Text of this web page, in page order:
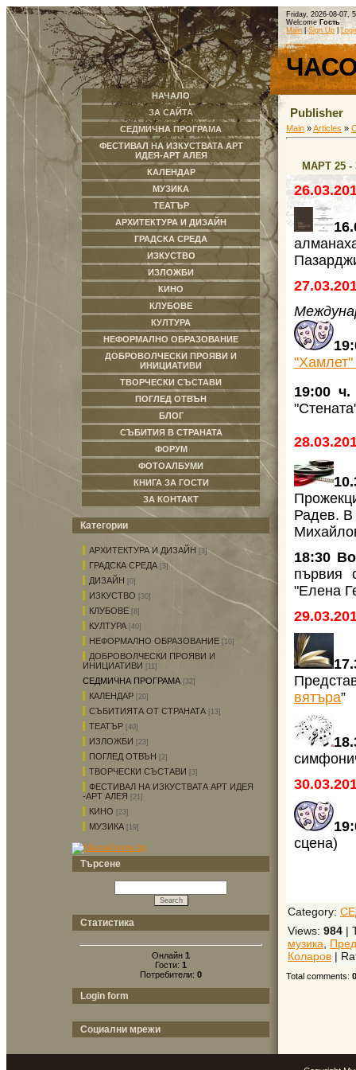
НАЧАЛО
ЗА САЙТА
СЕДМИЧНА ПРОГРАМА
ФЕСТИВАЛ НА ИЗКУСТВАТА АРТ
ИДЕЯ-АРТ АЛЕЯ
КАЛЕНДАР
МУЗИКА
ТЕАТЪР
АРХИТЕКТУРА И ДИЗАЙН
ГРАДСКА СРЕДА
ИЗКУСТВО
ИЗЛОЖБИ
КИНО
КЛУБОВЕ
КУЛТУРА
НЕФОРМАЛНО ОБРАЗОВАНИЕ
ДОБРОВОЛЧЕСКИ ПРОЯВИ И
ИНИЦИАТИВИ
ТВОРЧЕСКИ СЪСТАВИ
ПОГЛЕД ОТВЪН
БЛОГ
СЪБИТИЯ В СТРАНАТА
ФОРУМ
ФОТОАЛБУМИ
КНИГА ЗА ГОСТИ
ЗА КОНТАКТ
Категории
АРХИТЕКТУРА И ДИЗАЙН [3]
ГРАДСКА СРЕДА [3]
ДИЗАЙН [0]
ИЗКУСТВО [30]
КЛУБОВЕ [8]
КУЛТУРА [40]
НЕФОРМАЛНО ОБРАЗОВАНИЕ [10]
ДОБРОВОЛЧЕСКИ ПРОЯВИ И
ИНИЦИАТИВИ
[11]
СЕДМИЧНА ПРОГРАМА [32]
КАЛЕНДАР [20]
СЪБИТИЯТА ОТ СТРАНАТА [13]
ТЕАТЪР [40]
ИЗЛОЖБИ [23]
ПОГЛЕД ОТВЪН [2]
ТВОРЧЕСКИ СЪСТАВИ [3]
ФЕСТИВАЛ НА ИЗКУСТВАТА АРТ ИДЕЯ
-АРТ АЛЕЯ
[21]
КИНО [23]
МУЗИКА [19]
Търсене
Статистика
Онлайн 1
Гости: 1
Потребители: 0
Login form
Социални мрежи
Friday, 2026-08-07,
Welcome Гость
Main
Sign Up
Publisher
Main »Articles »
МАРТ 25 -
"Хамлет"
19:00
Радев. В
18:30
първия
"Елена
вятъра”
сцена)
Category:
Views: 984 |
музика
Коларов |
Total comments: 0